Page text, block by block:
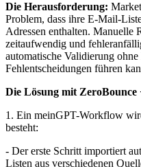
Die Herausforderung:
Problem, dass ihre E-Mail-
Adressen enthalten. Manuelle
zeitaufwendig und
automatische Validierung
Fehlentscheidungen führen
Die Lösung mit ZeroBounce
1. Ein meinGPT-Workflow
besteht:
- Der erste Schritt importiert
Listen aus verschiedenen